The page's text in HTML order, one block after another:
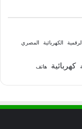
الرقمية الكهربائية المصري
كهربائية هاتف